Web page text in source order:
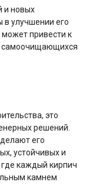
и новых
в улучшении его
может привести к
самоочищающихся
это
решений.
его
устойчивых и
каждый кирпич
камнем